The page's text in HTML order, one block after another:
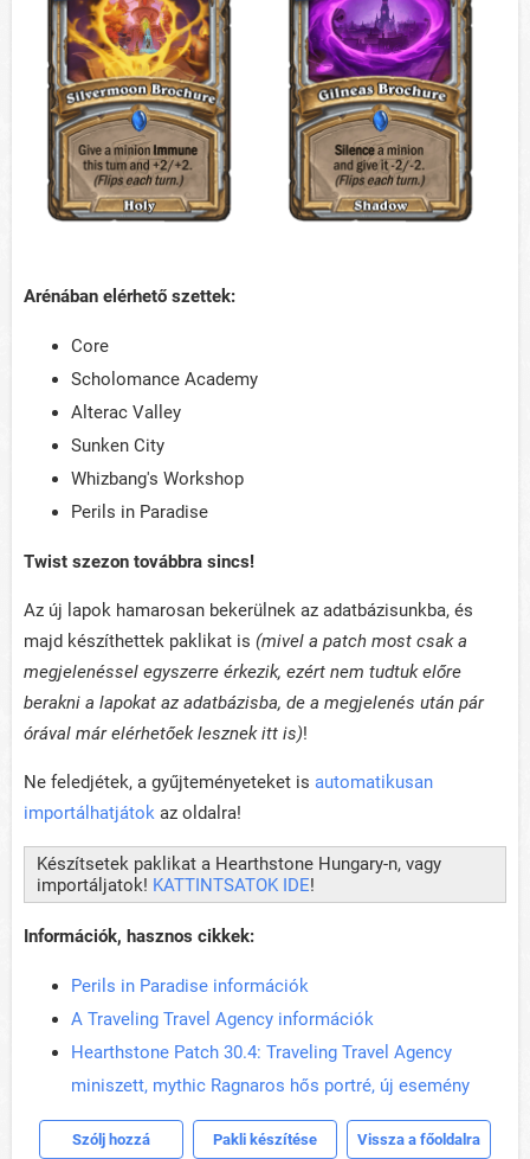
Arénában elérhető szettek:
Core
Scholomance Academy
Alterac Valley
Sunken City
Whizbang's Workshop
Perils in Paradise
Twist szezon továbbra sincs!
Az új lapok hamarosan bekerülnek az adatbázisunkba, és
majd készíthettek paklikat is (mivel a patch most csak a
megjelenéssel egyszerre érkezik, ezért nem tudtuk előre
berakni a lapokat az adatbázisba, de a megjelenés után pár
órával már elérhetőek lesznek itt is)!
Ne feledjétek, a gyűjteményeteket is automatikusan
importálhatjátok az oldalra!
Készítsetek paklikat a Hearthstone Hungary-n, vagy
importáljatok! KATTINTSATOK IDE!
Információk, hasznos cikkek:
Perils in Paradise információk
A Traveling Travel Agency információk
Hearthstone Patch 30.4: Traveling Travel Agency
miniszett, mythic Ragnaros hős portré, új esemény
Szólj hozzá Pakli készítése Vissza a főoldalra